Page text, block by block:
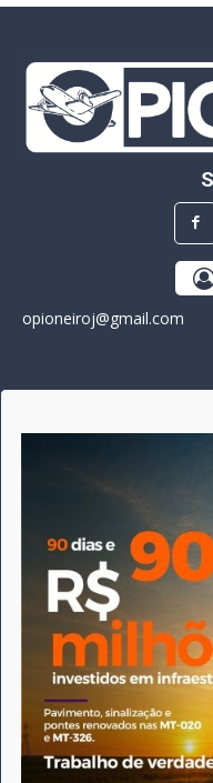
opioneiroj@gmail.com
A história do Pioneiro
Canarana - MT, na
que chegou a possuir mil
publicadas 691 edições
políticos, policiais e
origem, pautado sempre
imparcialidade, faz jus a
da praça" de Canarana,
comprometimento
relato dos fatos neste
circulou a última edição
tem veiculação